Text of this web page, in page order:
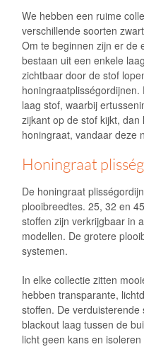
We hebben een ruime
verschillende soorten
Om te beginnen zijn er de
bestaan uit een enkele
zichtbaar door de stof
laag stof, waarbij
zijkant op de stof kijkt,
honingraat, vandaar deze
Honingraat
De honingraat
plooibreedtes. 25, 32 en
stoffen zijn verkrijgbaar in
modellen. De grotere
systemen.
In elke collectie zitten
hebben transparante,
stoffen. De
blackout laag tussen de
licht geen kans en